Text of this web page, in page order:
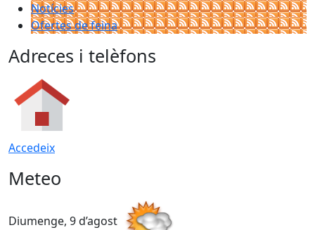
Notícies
Ofertes de feina
Adreces i telèfons
Accedeix
Meteo
Diumenge, 9 d’agost